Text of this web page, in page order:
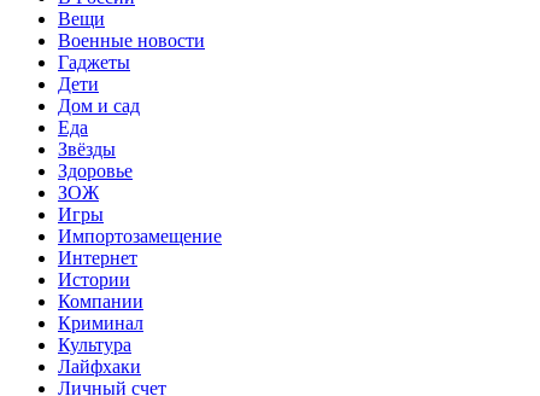
Вещи
Военные новости
Гаджеты
Дети
Дом и сад
Еда
Звёзды
Здоровье
ЗОЖ
Игры
Импортозамещение
Интернет
Истории
Компании
Криминал
Культура
Лайфхаки
Личный счет